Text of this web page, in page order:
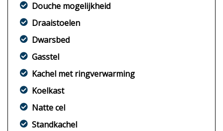
Douche mogelijkheid
Draaistoelen
Dwarsbed
Gasstel
Kachel met ringverwarming
Koelkast
Natte cel
Standkachel